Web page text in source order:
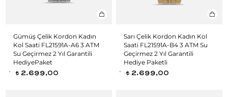
Gümüş Çelik Kordon Kadın
Kol Saati FL21591A-A6 3 ATM
Su Geçirmez 2 Yıl Garantili
HediyePaket
t 2.699,00
Sarı Çelik Kordon Kadın Kol
Saati FL21591A-B4 3 ATM Su
Geçirmez 2 Yıl Garantili
Hediye Paketli
t 2.699,00